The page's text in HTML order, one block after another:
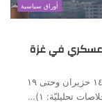
أوراق سياسية
عسكري في غزة
العدد الخامس والعشرون، ويغطي الفترة الواقعة بين ١٤ حزيران وحتى ١٩